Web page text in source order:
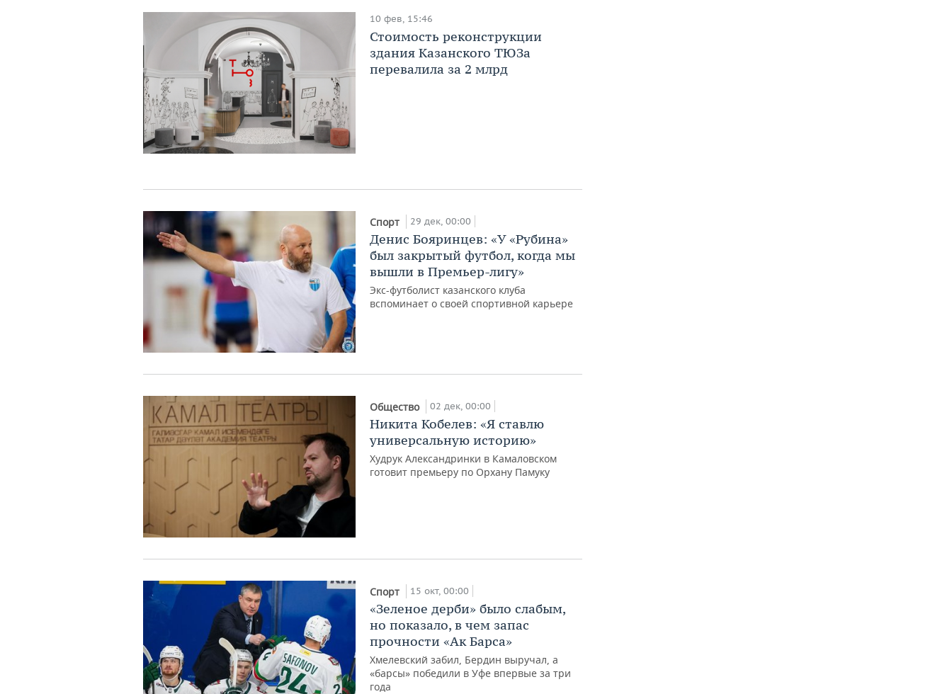
10 фев, 15:46
Стоимость реконструкции
здания Казанского ТЮЗа
перевалила за 2 млрд
Спорт 29 дек, 00:00
Денис Бояринцев: «У «Рубина»
был закрытый футбол, когда мы
вышли в Премьер-лигу»
Экс-футболист казанского клуба
вспоминает о своей спортивной карьере
Общество 02 дек, 00:00
Никита Кобелев: «Я ставлю
универсальную историю»
Худрук Александринки в Камаловском
готовит премьеру по Орхану Памуку
Спорт 15 окт, 00:00
«Зеленое дерби» было слабым,
но показало, в чем запас
прочности «Ак Барса»
Хмелевский забил, Бердин выручал, а
«барсы» победили в Уфе впервые за три
года